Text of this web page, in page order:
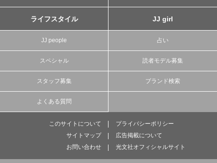
ライフスタイル JJ girl
JJ people 占い
スペシャル 読者モデル募集
スタッフ募集 ブランド検索
よくある質問
このサイトについて
プライバシーポリシー
サイトマップ
広告掲載について
お問い合わせ
光文社オフィシャルサイト